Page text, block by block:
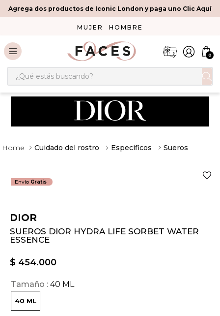
Agrega dos productos de Iconic London y paga uno Clic Aquí
MUJER HOMBRE
0
¿Qué estás buscando?
Cuidado del rostro Específicos Sueros
Envío Gratis
DIOR
SUEROS DIOR HYDRA LIFE SORBET WATER
ESSENCE
$ 454.000
Tamaño 40 ML
40 ML